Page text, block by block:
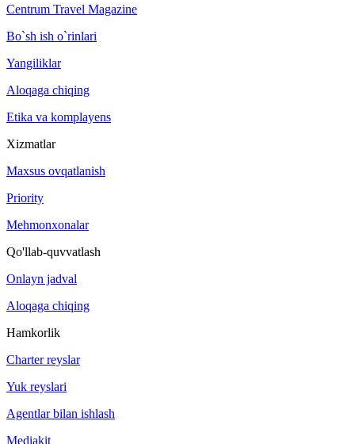
Centrum Travel Magazine
Bo`sh ish o`rinlari
Yangiliklar
Aloqaga chiqing
Etika va komplayens
Xizmatlar
Maxsus ovqatlanish
Priority
Mehmonxonalar
Qo'llab-quvvatlash
Onlayn jadval
Aloqaga chiqing
Hamkorlik
Charter reyslar
Yuk reyslari
Agentlar bilan ishlash
Mediakit